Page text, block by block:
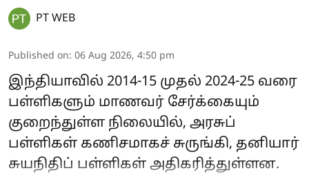
PT WEB
Published on: 06 Aug 2026, 4:50 pm
இந்தியாவில் 2014-15 முதல் 2024-25 வரை
பள்ளிகளும் மாணவர் சேர்க்கையும்
குறைந்துள்ள நிலையில், அரசுப்
பள்ளிகள் கணிசமாகச் சுருங்கி, தனியார்
சுயநிதிப் பள்ளிகள் அதிகரித்துள்ளன.